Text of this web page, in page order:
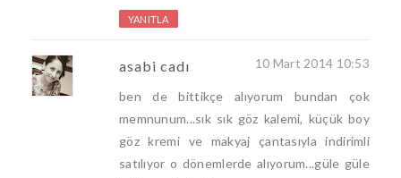
YANITLA
asabi cadı 10 Mart 2014 10:53
ben de bittikçe alıyorum bundan çok
memnunum...sık sık göz kalemi, küçük boy
göz kremi ve makyaj çantasıyla indirimli
satılıyor o dönemlerde alıyorum...güle güle